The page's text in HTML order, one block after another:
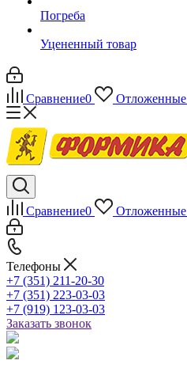
Погреба
Уцененный товар
Сравнение0 Отложенные
Сравнение0 Отложенные
Телефоны
+7 (351) 211-20-30
+7 (351) 223-03-03
+7 (919) 123-03-03
Заказать звонок